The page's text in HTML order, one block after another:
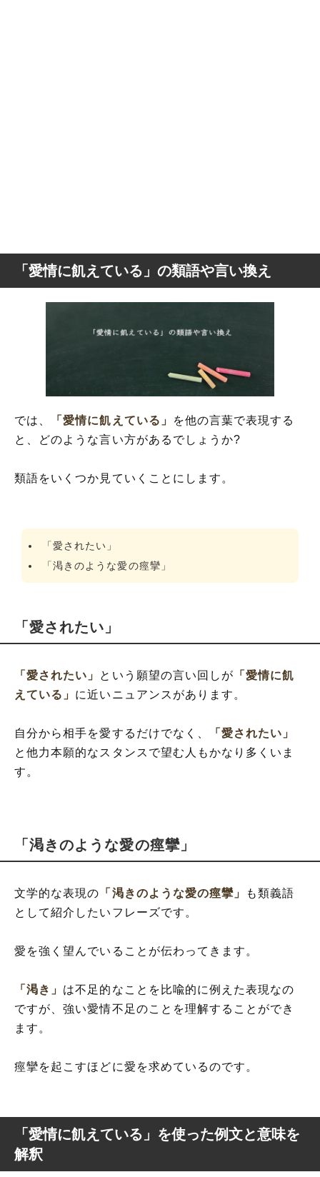
「愛情に飢えている」の類語や言い換え
では、 「愛情に飢えている」
を他の言葉で表現する
と、どのような言い方があるでしょうか?
類語をいくつか見ていくことにします。
「愛されたい」
「渇きのような愛の痙攣」
「愛されたい」
「愛されたい」 という願望の言い回しが 「愛情に飢
えている」 に近いニュアンスがあります。
自分から相手を愛するだけでなく、
「愛されたい」
と他力本願的なスタンスで望む人もかなり多くいま
す。
「渇きのような愛の痙攣」
文学的な表現の 「渇きのような愛の痙攣」
も類義語
として紹介したいフレーズです。
愛を強く望んでいることが伝わってきます。
「渇き」 は不足的なことを比喩的に例えた表現なの
ですが、強い愛情不足のことを理解することができ
ます。
痙攣を起こすほどに愛を求めているのです。
「愛情に飢えている」を使った例文と意味を
解釈